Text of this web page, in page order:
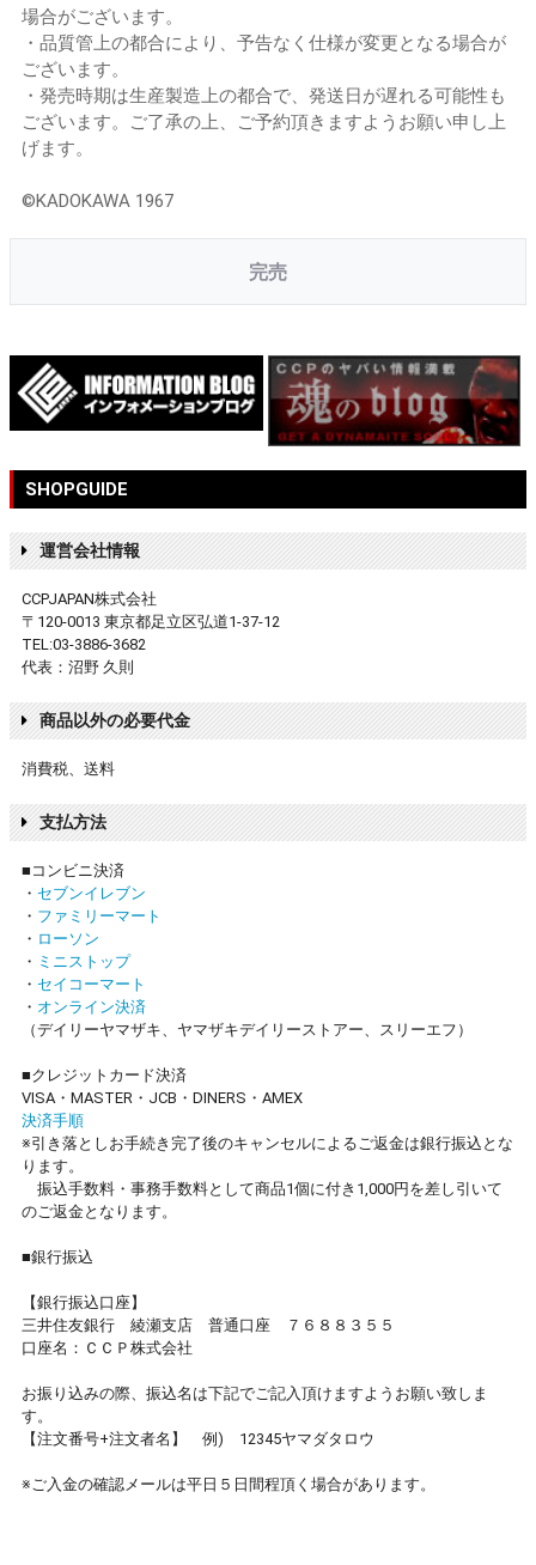
場合がございます。
・品質管上の都合により、予告なく仕様が変更となる場合が
ございます。
・発売時期は生産製造上の都合で、発送日が遅れる可能性も
ございます。ご了承の上、ご予約頂きますようお願い申し上
げます。
©KADOKAWA 1967
完売
SHOPGUIDE
運営会社情報
CCPJAPAN株式会社
〒120-0013 東京都足立区弘道1-37-12
TEL:03-3886-3682
代表：沼野 久則
商品以外の必要代金
消費税、送料
支払方法
■コンビニ決済
・ セブンイレブン
・ ファミリーマート
・ ローソン
・ ミニストップ
・ セイコーマート
・ オンライン決済
（デイリーヤマザキ、ヤマザキデイリーストアー、スリーエフ）
■クレジットカード決済
VISA・MASTER・JCB・DINERS・AMEX
決済手順
※引き落としお手続き完了後のキャンセルによるご返金は銀行振込とな
ります。
振込手数料・事務手数料として商品1個に付き1,000円を差し引いて
のご返金となります。
■銀行振込
【銀行振込口座】
三井住友銀行 綾瀬支店 普通口座 ７６８８３５５
口座名：ＣＣＰ株式会社
お振り込みの際、振込名は下記でご記入頂けますようお願い致しま
す。
【注文番号+注文者名】 例) 12345ヤマダタロウ
※ご入金の確認メールは平日５日間程頂く場合があります。